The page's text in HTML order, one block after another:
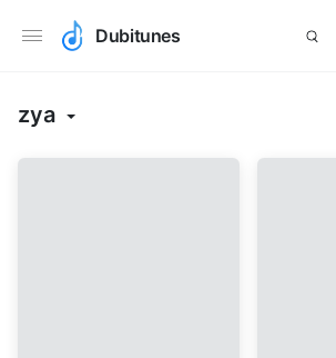
Dubitunes
zya